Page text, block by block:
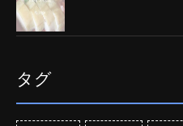
タグ